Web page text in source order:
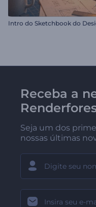
Intro do Sketchbook do
Receba a
Seja um dos
nossas últimas